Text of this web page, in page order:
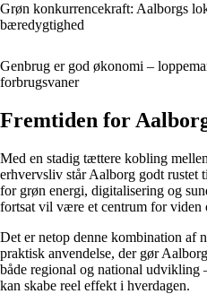
Grøn konkurrencekraft: Aalborgs
bæredygtighed
Genbrug er god økonomi –
forbrugsvaner
Fremtiden for
Med en stadig tættere kobling
erhvervsliv står Aalborg godt
for grøn energi, digitalisering og
fortsat vil være et centrum for viden
Det er netop denne kombination af
praktisk anvendelse, der gør
både regional og national udvikling
kan skabe reel effekt i hverdagen.